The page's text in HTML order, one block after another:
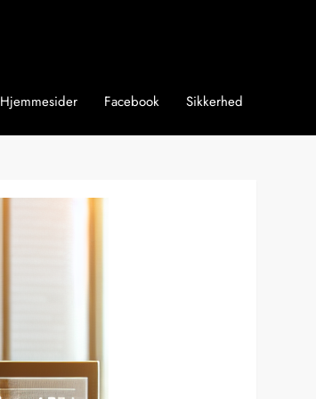
Hjemmesider Facebook Sikkerhed